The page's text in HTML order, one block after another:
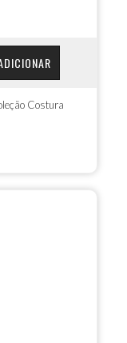
Costura